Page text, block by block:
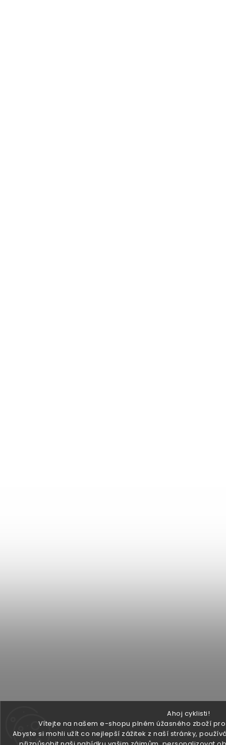
Ahoj cyklisti!
Vítejte na našem e-shopu plném úžasného zboží
Abyste si mohli užít co nejlepší zážitek z naší stránky,